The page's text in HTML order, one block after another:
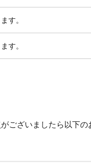
す。
す。
ございましたら以下の